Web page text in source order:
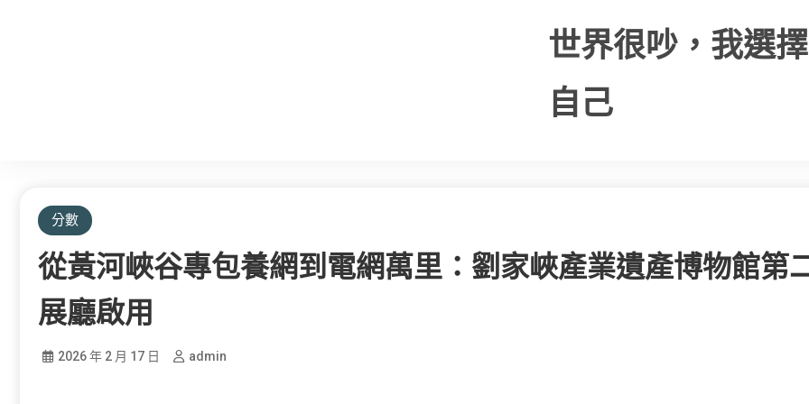
世界很吵，我選
自己
分數
從黃河峽谷專包養網到電網萬里：劉家峽產業遺產博物館第
展廳啟用
2026 年 2 月 17 日 admin